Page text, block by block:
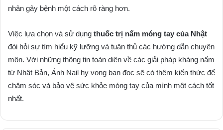
nhân gây bệnh một cách rõ ràng hơn.
Việc lựa chọn và sử dụng thuốc trị nấm móng tay của Nhật
đòi hỏi sự tìm hiểu kỹ lưỡng và tuân thủ các hướng dẫn chuyên
môn. Với những thông tin toàn diện về các giải pháp kháng nấm
từ Nhật Bản, Ảnh Nail hy vọng bạn đọc sẽ có thêm kiến thức để
chăm sóc và bảo vệ sức khỏe móng tay của mình một cách tốt
nhất.